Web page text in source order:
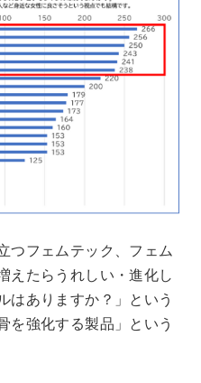
つフェムテック、フェム
えたらうれしい・進化し
はありますか？」という
を強化する製品」という